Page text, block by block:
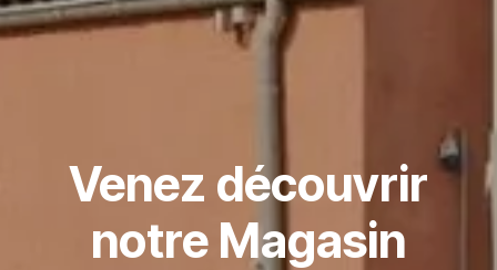
Venez découvrir
notre Magasin